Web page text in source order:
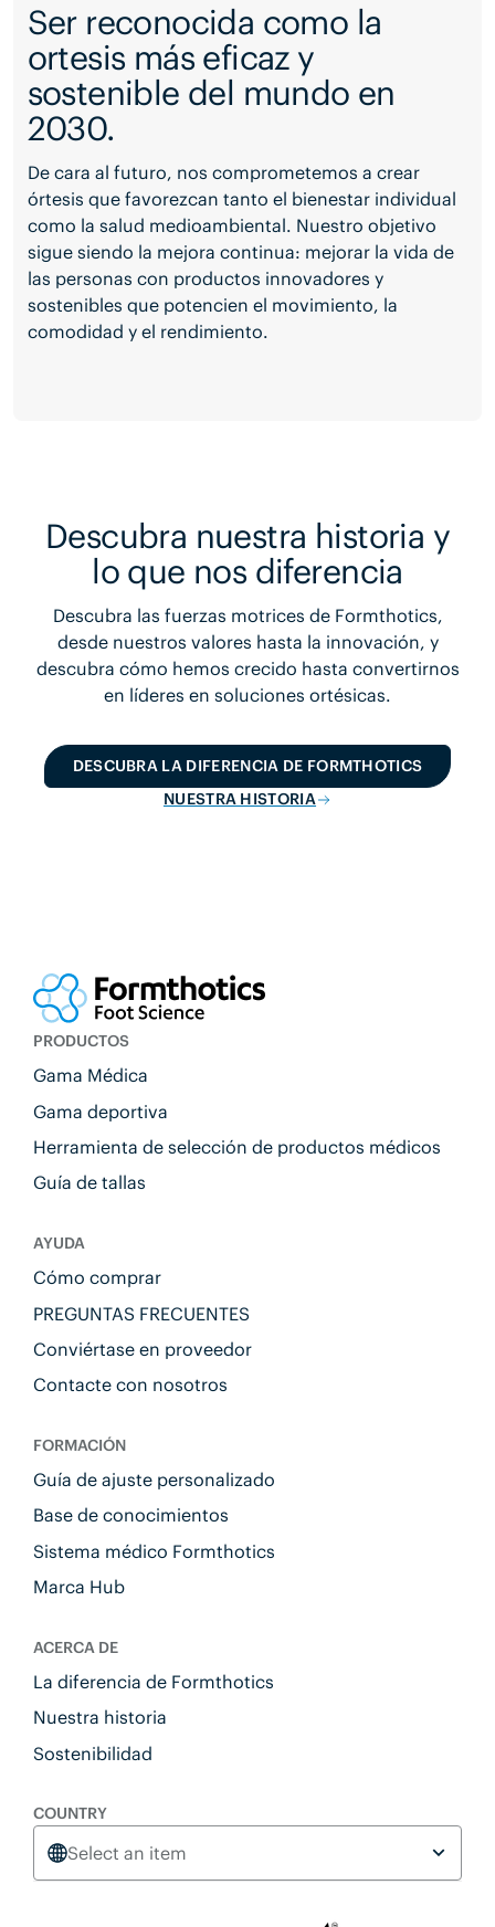
Ser reconocida como la
ortesis más eficaz y
sostenible del mundo en
2030.
De cara al futuro, nos comprometemos a crear
órtesis que favorezcan tanto el bienestar individual
como la salud medioambiental. Nuestro objetivo
sigue siendo la mejora continua: mejorar la vida de
las personas con productos innovadores y
sostenibles que potencien el movimiento, la
comodidad y el rendimiento.
Descubra nuestra historia y
lo que nos diferencia
Descubra las fuerzas motrices de Formthotics,
desde nuestros valores hasta la innovación, y
descubra cómo hemos crecido hasta convertirnos
en líderes en soluciones ortésicas.
DESCUBRA LA DIFERENCIA DE FORMTHOTICS
NUESTRA HISTORIA
PRODUCTOS
Gama Médica
Gama deportiva
Herramienta de selección de productos médicos
Guía de tallas
AYUDA
Cómo comprar
PREGUNTAS FRECUENTES
Conviértase en proveedor
Contacte con nosotros
FORMACIÓN
Guía de ajuste personalizado
Base de conocimientos
Sistema médico Formthotics
Marca Hub
ACERCA DE
La diferencia de Formthotics
Nuestra historia
Sostenibilidad
COUNTRY
Select an item